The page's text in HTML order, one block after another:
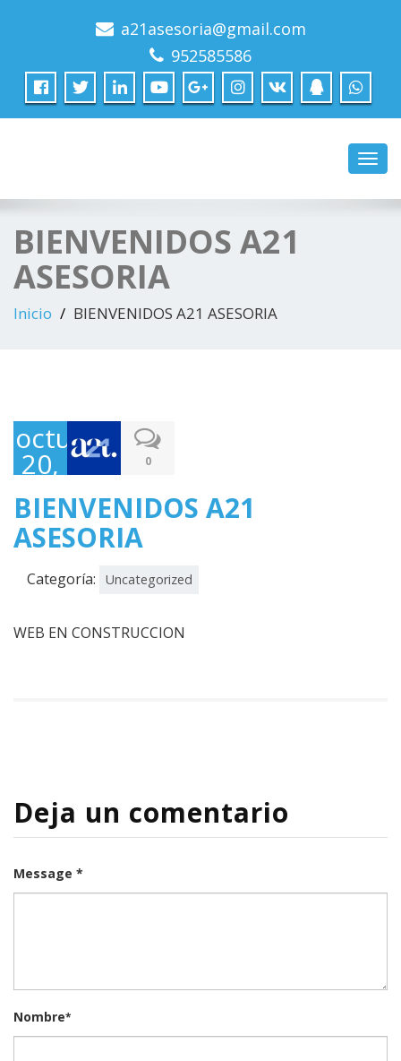
a 21 asesoria
asesoría fiscal contable laboral
a21asesoria@gmail.com
952585586
BIENVENIDOS A21
ASESORIA
Inicio BIENVENIDOS A21 ASESORIA
octubre
20,
2017
0
BIENVENIDOS A21
ASESORIA
Categoría: Uncategorized
WEB EN CONSTRUCCION
Deja un comentario
Message *
Nombre*